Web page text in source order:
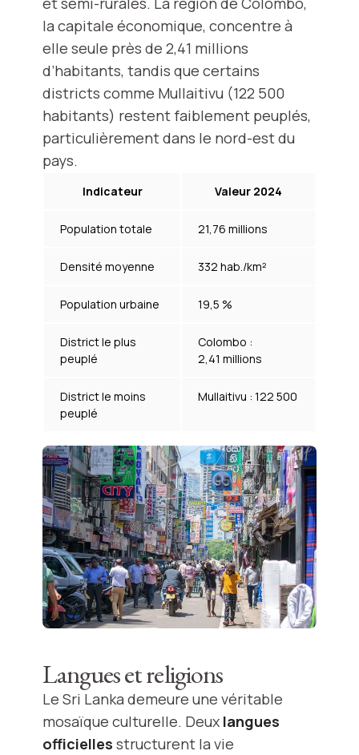
la capitale économique, concentre à
elle seule près de 2,41 millions
d’habitants, tandis que certains
districts comme Mullaitivu (122 500
habitants) restent faiblement peuplés,
particulièrement dans le nord-est du
pays.
Indicateur Valeur 2024
Population totale 21,76 millions
Densité moyenne 332 hab./km²
Population urbaine 19,5 %
District le plus
peuplé
Colombo :
2,41 millions
District le moins
peuplé
Mullaitivu : 122 500
Langues et religions
Le Sri Lanka demeure une véritable
mosaïque culturelle. Deux langues
officielles structurent la vie